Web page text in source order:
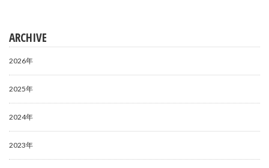
ARCHIVE
2026年
2025年
2024年
2023年